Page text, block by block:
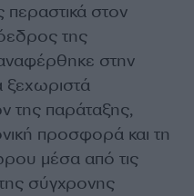
στον
της
στην
ξεχωριστά
της παράταξης,
προσφορά και τη
μέσα από τις
σύγχρονης